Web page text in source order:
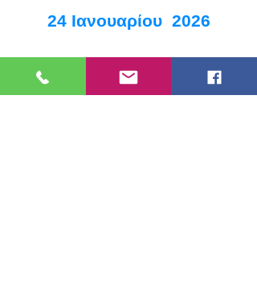
24 Ιανουαρίου 2026
Ώρα προσέλευσης διαγωνισμού
10:00 πμ